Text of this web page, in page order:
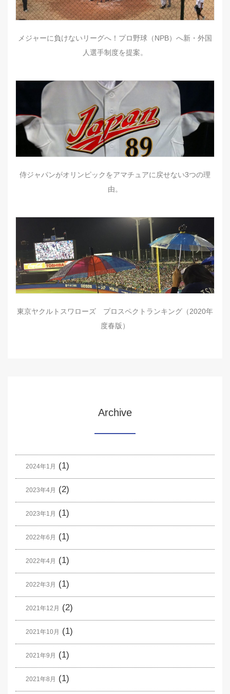
メジャーに負けないリーグへ！プロ野球（NPB）へ新・外国
人選手制度を提案。
侍ジャパンがオリンピックをアマチュアに戻せない3つの理
由。
東京ヤクルトスワローズ プロスペクトランキング（2020年
度春版）
Archive
2024年1月 (1)
2023年4月 (2)
2023年1月 (1)
2022年6月 (1)
2022年4月 (1)
2022年3月 (1)
2021年12月 (2)
2021年10月 (1)
2021年9月 (1)
2021年8月 (1)